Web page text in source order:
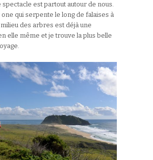
spectacle est partout autour de nous.
one qui serpente le long de falaises à
des arbres est déjà une
elle même et je trouve la plus belle